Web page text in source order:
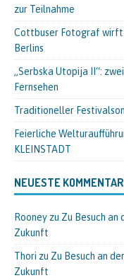
zur Teilnahme
Cottbuser Fotograf wirft
Berlins
„Serbska Utopija II“:
Fernsehen
Traditioneller
Feierliche
KLEINSTADT
NEUESTE
Rooney zu Zu Besuch
Zukunft
Thori zu Zu Besuch an
Zukunft